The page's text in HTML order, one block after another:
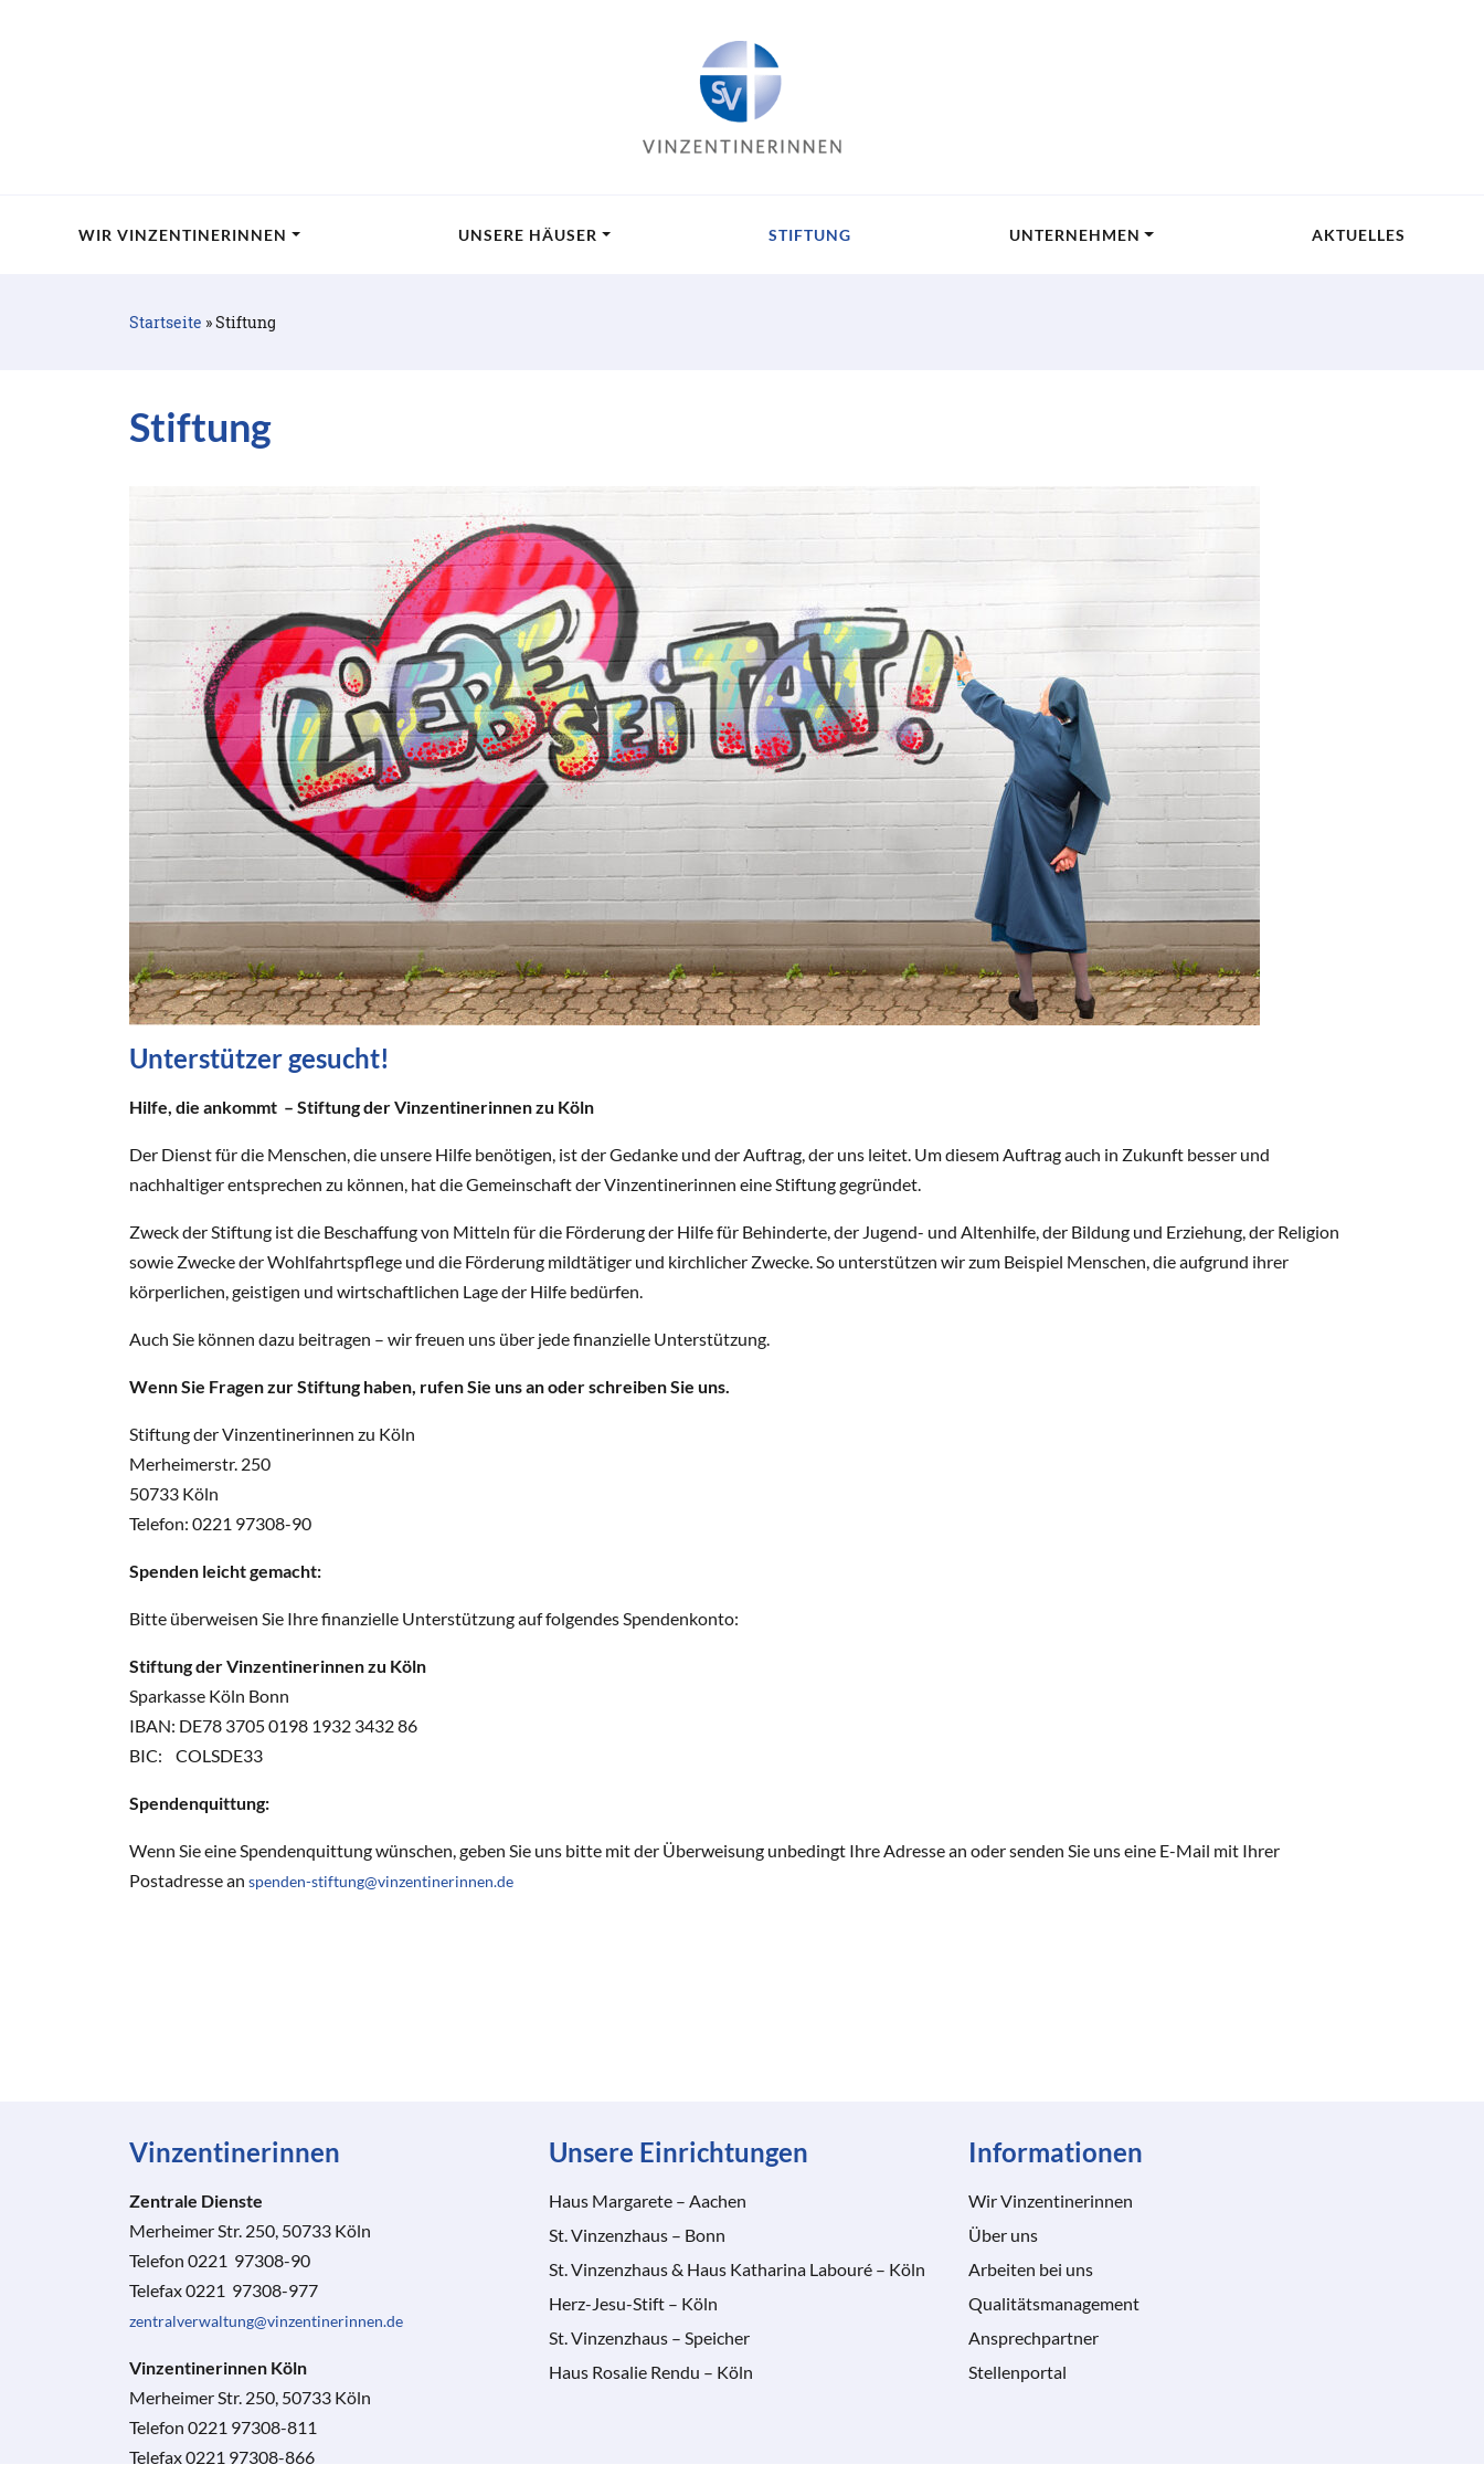
WIR VINZENTINERINNEN UNSERE HÄUSER STIFTUNG UNTERNEHMEN AKTUELLES
Startseite »Stiftung
Stiftung
Unterstützer gesucht!
Hilfe, die ankommt – Stiftung der Vinzentinerinnen zu Köln
Der Dienst für die Menschen, die unsere Hilfe benötigen, ist der Gedanke und der Auftrag, der uns leitet. Um diesem Auftrag auch in Zukunft besser und
nachhaltiger entsprechen zu können, hat die Gemeinschaft der Vinzentinerinnen eine Stiftung gegründet.
Zweck der Stiftung ist die Beschaffung von Mitteln für die Förderung der Hilfe für Behinderte, der Jugend- und Altenhilfe, der Bildung und Erziehung, der Religion
sowie Zwecke der Wohlfahrtspflege und die Förderung mildtätiger und kirchlicher Zwecke. So unterstützen wir zum Beispiel Menschen, die aufgrund ihrer
körperlichen, geistigen und wirtschaftlichen Lage der Hilfe bedürfen.
Auch Sie können dazu beitragen – wir freuen uns über jede finanzielle Unterstützung.
Wenn Sie Fragen zur Stiftung haben, rufen Sie uns an oder schreiben Sie uns.
Stiftung der Vinzentinerinnen zu Köln
Merheimerstr. 250
50733 Köln
Telefon: 0221 97308-90
Spenden leicht gemacht:
Bitte überweisen Sie Ihre finanzielle Unterstützung auf folgendes Spendenkonto:
Stiftung der Vinzentinerinnen zu Köln
Sparkasse Köln Bonn
IBAN: DE78 3705 0198 1932 3432 86
BIC: COLSDE33
Spendenquittung:
Wenn Sie eine Spendenquittung wünschen, geben Sie uns bitte mit der Überweisung unbedingt Ihre Adresse an oder senden Sie uns eine E-Mail mit Ihrer
Postadresse an spenden-stiftung@vinzentinerinnen.de
Vinzentinerinnen
Zentrale Dienste
Merheimer Str. 250, 50733 Köln
Telefon 0221 97308-90
Telefax 0221 97308-977
zentralverwaltung@vinzentinerinnen.de
Vinzentinerinnen Köln
Merheimer Str. 250, 50733 Köln
Telefon 0221 97308-811
Telefax 0221 97308-866
Unsere Einrichtungen
Haus Margarete – Aachen
St. Vinzenzhaus – Bonn
St. Vinzenzhaus & Haus Katharina Labouré – Köln
Herz-Jesu-Stift – Köln
St. Vinzenzhaus – Speicher
Haus Rosalie Rendu – Köln
Informationen
Wir Vinzentinerinnen
Über uns
Arbeiten bei uns
Qualitätsmanagement
Ansprechpartner
Stellenportal